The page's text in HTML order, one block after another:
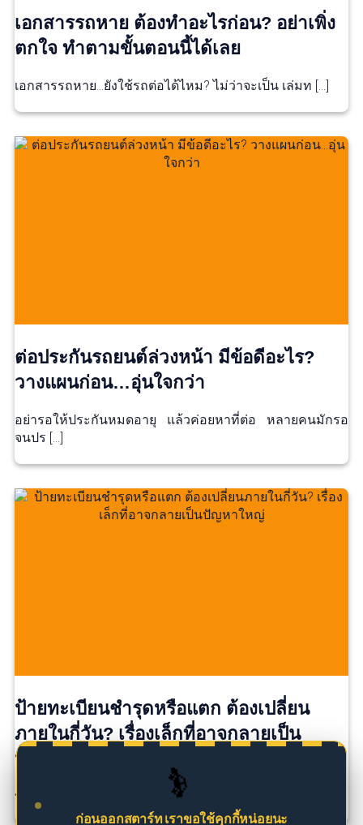
🚗
ก่อนออกสตาร์ท เราขอใช้คุกกี้หน่อยนะ
เอกสารรถหาย ต้องทำอะไรก่อน? อย่าเพิ่ง
ตกใจ ทำตามขั้นตอนนี้ได้เลย
เอกสารรถหาย…ยังใช้รถต่อได้ไหม? ไม่ว่าจะเป็น เล่มท […]
ต่อประกันรถยนต์ล่วงหน้า มีข้อดีอะไร?
วางแผนก่อน…อุ่นใจกว่า
อย่ารอให้ประกันหมดอายุ แล้วค่อยหาที่ต่อ หลายคนมักรอ
จนปร […]
ป้ายทะเบียนชำรุดหรือแตก ต้องเปลี่ยน
ภายในกี่วัน? เรื่องเล็กที่อาจกลายเป็น
ปัญหาใหญ่
ป้ายทะเบียนแตกนิดเดียว…ยังใช้ต่อได้ไหม? หลายคนอาจ […]